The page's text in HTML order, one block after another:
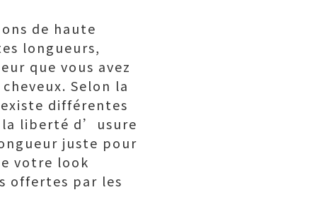
de haute
longueurs,
que vous avez
Selon la
différentes
liberté d’usure
juste pour
votre look
offertes par les